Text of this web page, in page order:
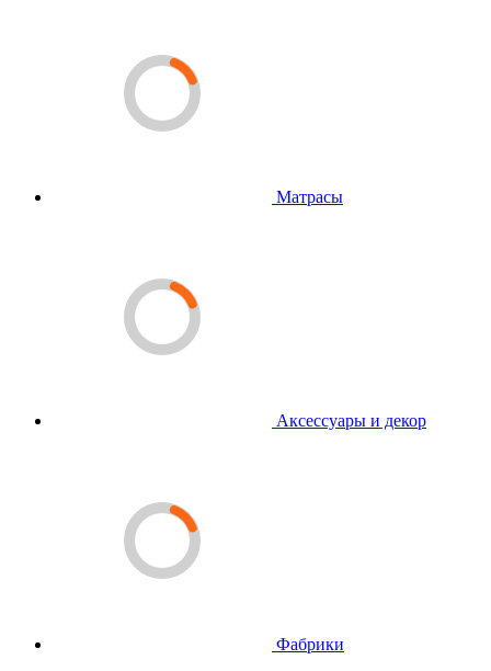
Матрасы
Аксессуары и декор
Фабрики